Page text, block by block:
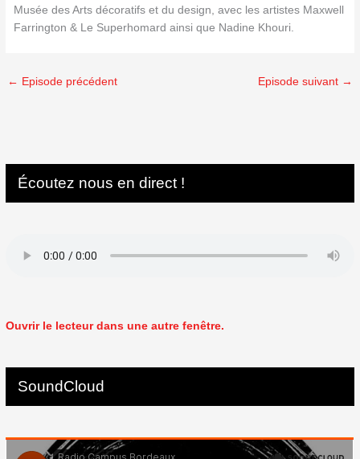
Musée des Arts décoratifs et du design, avec les artistes Maxwell
Farrington & Le Superhomard ainsi que Nadine Khouri.
← Episode précédent Episode suivant →
Écoutez nous en direct !
Ouvrir le lecteur dans une autre fenêtre.
SoundCloud